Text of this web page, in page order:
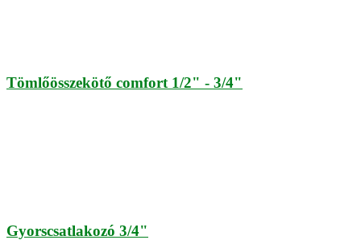
Tömlőösszekötő comfort 1/2" - 3/4"
Gyorscsatlakozó 3/4"